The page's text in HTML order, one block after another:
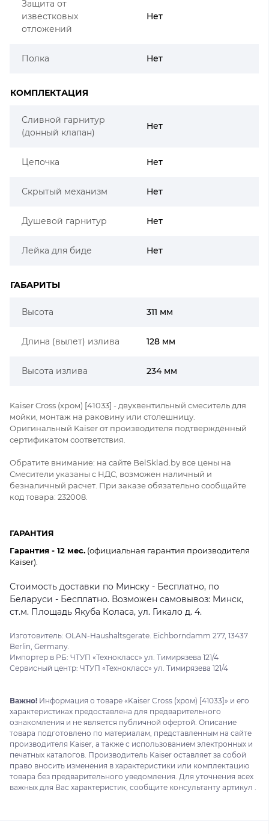
Защита от
известковых
отложений
Нет
Полка Нет
КОМПЛЕКТАЦИЯ
Сливной гарнитур
(донный клапан)
Нет
Цепочка Нет
Скрытый механизм Нет
Душевой гарнитур Нет
Лейка для биде Нет
ГАБАРИТЫ
Высота 311 мм
Длина (вылет) излива 128 мм
Высота излива 234 мм
Kaiser Cross (хром) [41033] - двухвентильный смеситель для
мойки, монтаж на раковину или столешницу.
Оригинальный Kaiser от производителя подтверждённый
сертификатом соответствия.
Обратите внимание: на сайте BelSklad.by все цены на
Смесители указаны с НДС, возможен наличный и
безналичный расчет. При заказе обязательно сообщайте
код товара: 232008.
ГАРАНТИЯ
Гарантия - 12 мес. (официальная гарантия производителя
Kaiser).
Стоимость доставки по Минску - Бесплатно, по
Беларуси - Бесплатно. Возможен самовывоз: Минск,
ст.м. Площадь Якуба Коласа, ул. Гикало д. 4.
Изготовитель: OLAN-Haushaltsgerate. Eichborndamm 277, 13437
Berlin, Germany.
Импортер в РБ: ЧТУП «Технокласс» ул. Тимирязева 121/4
Сервисный центр: ЧТУП «Технокласс» ул. Тимирязева 121/4
Важно! Информация о товаре «Kaiser Cross (хром) [41033]» и его
характеристиках предоставлена для предварительного
ознакомления и не является публичной офертой. Описание
товара подготовлено по материалам, представленным на сайте
производителя Kaiser, а также с использованием электронных и
печатных каталогов. Производитель Kaiser оставляет за собой
право вносить изменения в характеристики или комплектацию
товара без предварительного уведомления. Для уточнения всех
важных для Вас характеристик, сообщите консультанту артикул .